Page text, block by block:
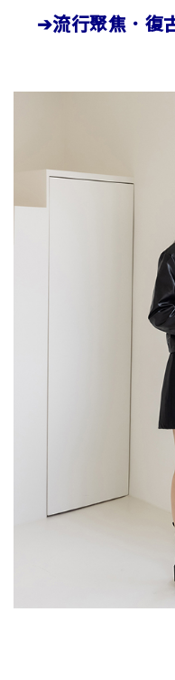
➔流行聚焦．復